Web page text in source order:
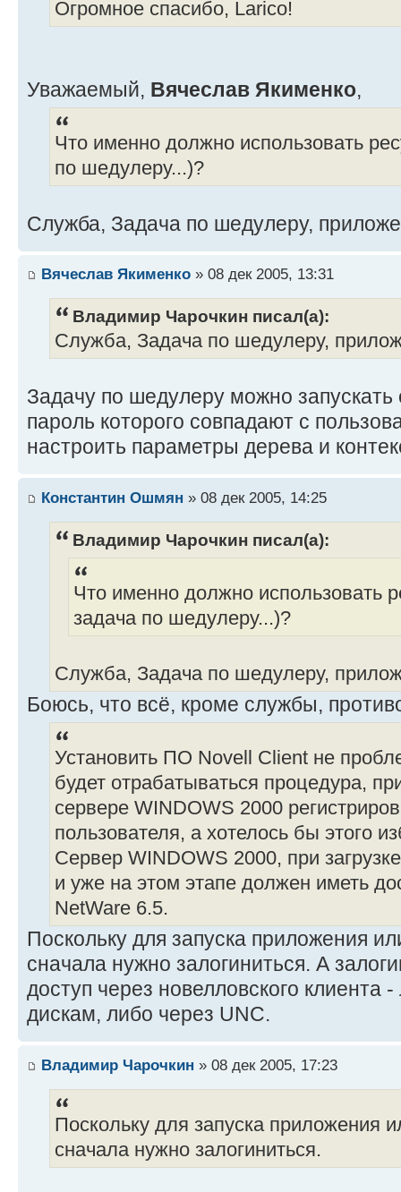
Огромное спасибо, Larico!
Уважаемый, Вячеслав Якименко,
Что именно должно использовать
по шедулеру...)?
Служба, Задача по шедулеру,
Вячеслав Якименко » 08 дек 2005, 13:31
Владимир Чарочкин писал(а):
Служба, Задача по шедулеру,
Задачу по шедулеру можно запускать
пароль которого совпадают с
настроить параметры дерева и
Константин Ошмян » 08 дек 2005, 14:25
Владимир Чарочкин писал(а):
Что именно должно использовать
задача по шедулеру...)?
Служба, Задача по шедулеру,
Боюсь, что всё, кроме службы,
Установить ПО Novell Client не
будет отрабатываться процедура,
сервере WINDOWS 2000
пользователя, а хотелось бы этого
Сервер WINDOWS 2000, при
и уже на этом этапе должен иметь
NetWare 6.5.
Поскольку для запуска приложения
сначала нужно залогиниться. А
доступ через новелловского
дискам, либо через UNC.
Владимир Чарочкин » 08 дек 2005, 17:23
Поскольку для запуска приложения
сначала нужно залогиниться.